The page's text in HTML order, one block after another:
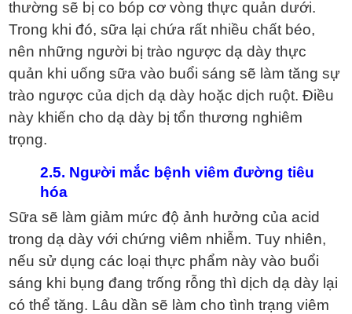
thường sẽ bị co bóp cơ vòng thực quản dưới.
Trong khi đó, sữa lại chứa rất nhiều chất béo,
nên những người bị trào ngược dạ dày thực
quản khi uống sữa vào buổi sáng sẽ làm tăng sự
trào ngược của dịch dạ dày hoặc dịch ruột. Điều
này khiến cho dạ dày bị tổn thương nghiêm
trọng.
2.5. Người mắc bệnh viêm đường tiêu
hóa
Sữa sẽ làm giảm mức độ ảnh hưởng của acid
trong dạ dày với chứng viêm nhiễm. Tuy nhiên,
nếu sử dụng các loại thực phẩm này vào buổi
sáng khi bụng đang trống rỗng thì dịch dạ dày lại
có thể tăng. Lâu dần sẽ làm cho tình trạng viêm